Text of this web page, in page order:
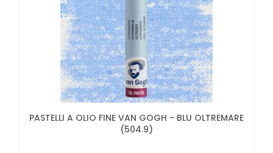
PASTELLI A OLIO FINE VAN GOGH - BLU OLTREMARE
(504.9)